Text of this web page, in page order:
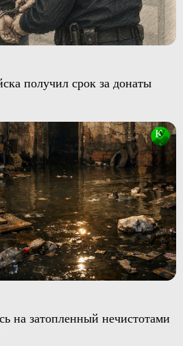
получил срок за донаты
на затопленный нечистотами